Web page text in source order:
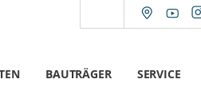
BAUTRÄGER SERVICE